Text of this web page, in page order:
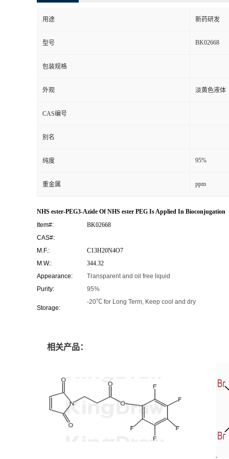
用途 新药研发
型号 BK02668
包装规格
外观 淡黄色液体
CAS编号
别名
纯度 95%
重金属 ppm
NHS ester-PEG3-Azide Of NHS ester PEG Is Applied In Bioconjugation
Item#:
BK02668
CAS#:
M.F.:
C13H20N4O7
M.W.:
344.32
Appearance:
Transparent and oil free liquid
Purity:
95%
Storage:
-20℃ for Long Term, Keep cool and dry
相关产品：